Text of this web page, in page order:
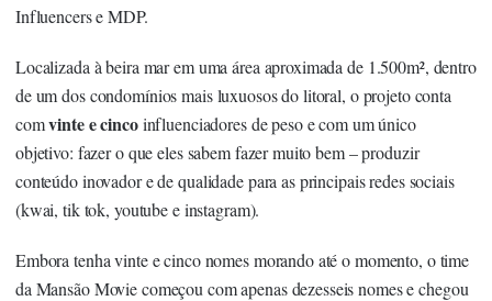
Influencers e MDP.
Localizada à beira mar em uma área aproximada de 1.500m², dentro
de um dos condomínios mais luxuosos do litoral, o projeto conta
comvinte e cincoinfluenciadores de peso e com um único
objetivo: fazer o que eles sabem fazer muito bem – produzir
conteúdo inovador e de qualidade para as principais redes sociais
(kwai, tik tok, youtube e instagram).
Embora tenha vinte e cinco nomes morando até o momento, o time
da Mansão Movie começou com apenas dezesseis nomes e chegou